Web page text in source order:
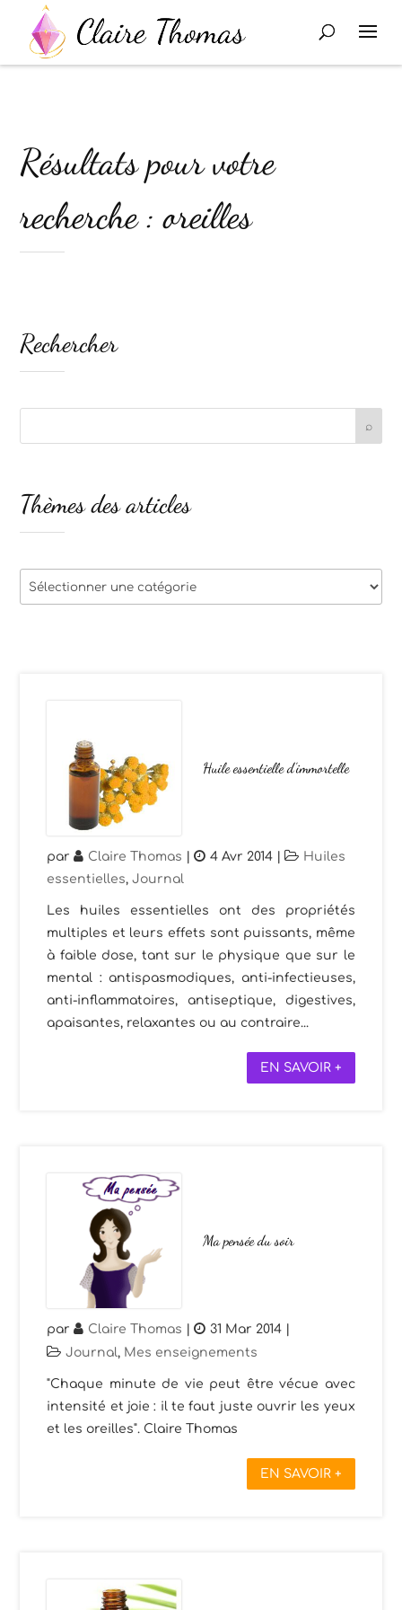
Résultats pour votre
recherche : oreilles
Huile essentielle d’immortelle
par Claire Thomas | 4 Avr 2014 |
Huiles
essentielles,Journal
Les huiles essentielles ont des propriétés
multiples et leurs effets sont puissants, même
à faible dose, tant sur le physique que sur le
mental : antispasmodiques, anti-infectieuses,
anti-inflammatoires, antiseptique, digestives,
apaisantes, relaxantes ou au contraire...
EN SAVOIR +
Ma pensée du soir
par Claire Thomas | 31 Mar 2014 |
Journal, Mes enseignements
"Chaque minute de vie peut être vécue avec
intensité et joie : il te faut juste ouvrir les yeux
et les oreilles". Claire Thomas
EN SAVOIR +
Rechercher
Thèmes des articles
Thèmes
des